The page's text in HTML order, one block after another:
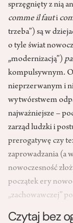
sprzęgnięty z nią
comme il fauti
trzeba”) są w
o tyle świat
„modernizacją”)
kompulsywnym.
nieprzerwanym i
wytwórstwem
najważniejsze –
zarząd ludzki i
prerogatywę czy
zaprowadzania (a
nowoczesność
początek ery
„zachowawczej”
Czytaj bez